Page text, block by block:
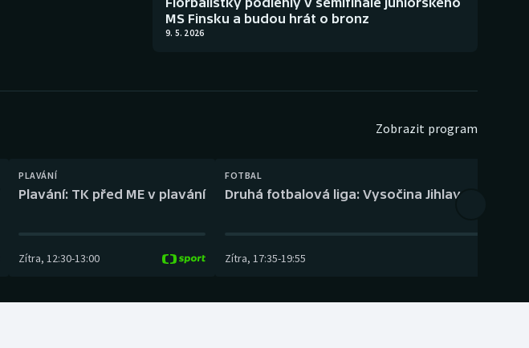
MS Finsku a budou hrát o bronz
9. 5. 2026
Zobrazit program
PLAVÁNÍ
Plavání: TK před ME v plavání
Zítra, 12:30-13:00
FOTBAL
Druhá fotbalová liga: Vysočina Jihlava – Fotbal
Zítra, 17:35-19:55